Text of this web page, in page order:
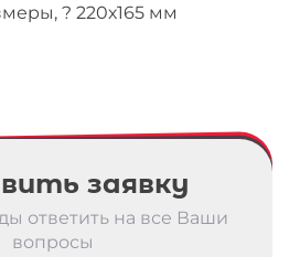
? 220х165 мм
заявку
ответить на все Ваши
вопросы